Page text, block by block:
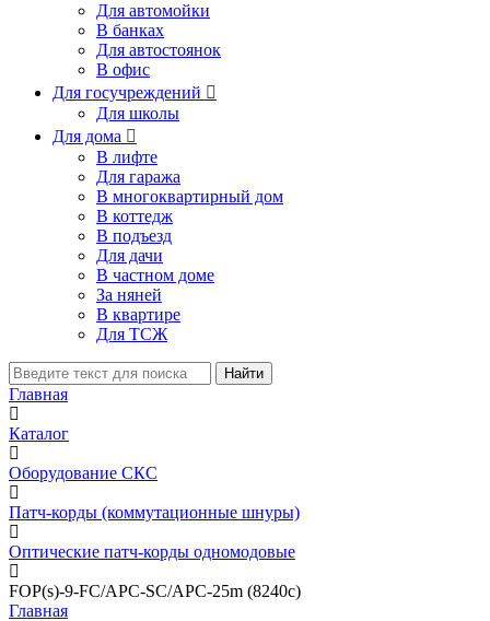
Для автомойки
В банках
Для автостоянок
В офис
Для госучреждений 
Для школы
Для дома 
В лифте
Для гаража
В многоквартирный дом
В коттедж
В подъезд
Для дачи
В частном доме
За няней
В квартире
Для ТСЖ
Найти
Главная
Каталог
Оборудование СКС
Патч-корды (коммутационные шнуры)
Оптические патч-корды одномодовые
FOP(s)-9-FC/APC-SC/APC-25m (8240c)
Главная